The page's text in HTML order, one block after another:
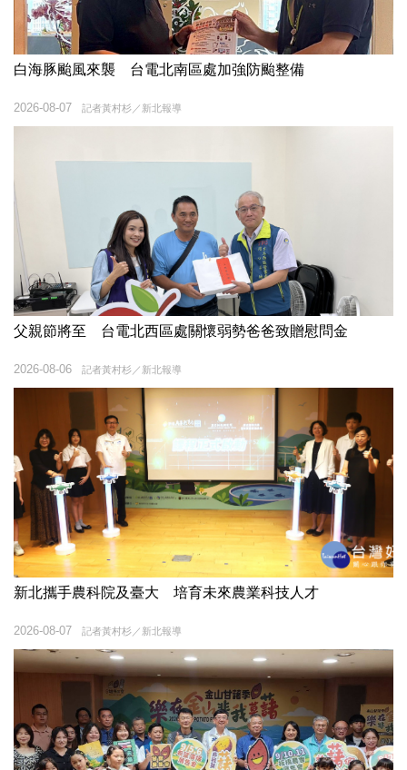
白海豚颱風來襲 台電北南區處加強防颱整備
記者黃村杉／新北報導
2026-08-07
父親節將至 台電北西區處關懷弱勢爸爸致贈慰問金
記者黃村杉／新北報導
2026-08-06
新北攜手農科院及臺大 培育未來農業科技人才
記者黃村杉／新北報導
2026-08-07